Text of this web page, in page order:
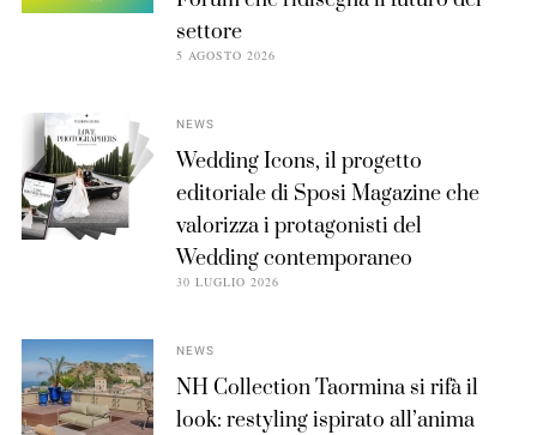
settore
5 AGOSTO 2026
NEWS
Wedding Icons, il progetto
editoriale di Sposi Magazine che
valorizza i protagonisti del
Wedding contemporaneo
30 LUGLIO 2026
NEWS
NH Collection Taormina si rifà il
look: restyling ispirato all’anima